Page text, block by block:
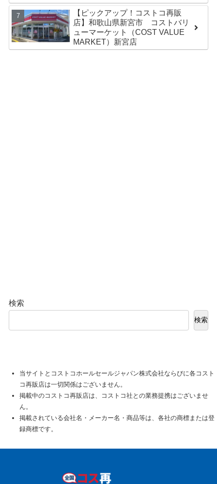
【ピックアップ！コストコ再販
店】和歌山県新宮市 コストバリ
ューマーケット（COST VALUE
MARKET）新宮店
検索
検索
当サイトとコストコホールセールジャパン株式会社ならびに各コスト
コ再販店は一切関係はございません。
掲載中のコストコ再販店は、コストコ社との業務提携はございませ
ん。
掲載されている会社名・メーカー名・商品等は、各社の商標または登
録商標です。